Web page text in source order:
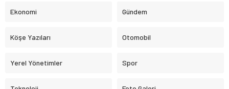
Ekonomi Gündem
Köşe Yazıları Otomobil
Yerel Yönetimler Spor